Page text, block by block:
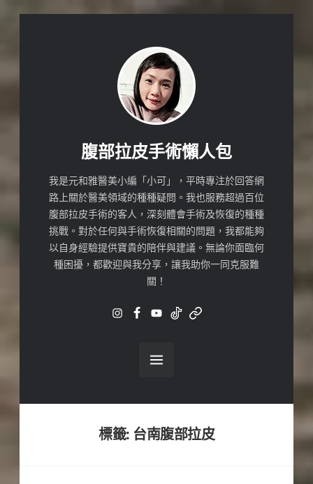
腹部拉皮手術懶人包
我是元和雅醫美小編「小可」，平時專注於回答網
路上關於醫美領域的種種疑問。我也服務超過百位
腹部拉皮手術的客人，深刻體會手術及恢復的種種
挑戰。對於任何與手術恢復相關的問題，我都能夠
以自身經驗提供寶貴的陪伴與建議。無論你面臨何
種困擾，都歡迎與我分享，讓我助你一同克服難
關！
ig fb yt tiktokline
標籤: 台南腹部拉皮